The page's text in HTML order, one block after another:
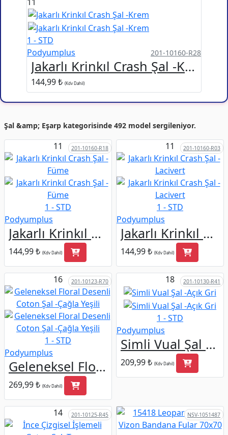
1 - STD
Podyumplus
201-10160-R28
Jakarlı Krinkıl Crash Şal -Krem
144,99 ₺ (Kdv Dahil)
Şal &amp; Eşarp kategorisinde 492 model sergileniyor.
11 201-10160-R18
1 - STD
Podyumplus
Jakarlı Krinkıl Crash Şal -Füme
144,99 ₺ (Kdv Dahil)
11 201-10160-R03
1 - STD
Podyumplus
Jakarlı Krinkıl Crash Şal -Lacivert
144,99 ₺ (Kdv Dahil)
16 201-10123-R70
1 - STD
Podyumplus
Geleneksel Floral Desenli Coton Şal -Çağla Yeşili
269,99 ₺ (Kdv Dahil)
18 201-10130-R41
1 - STD
Podyumplus
Simli Vual Şal -Açık Gri
209,99 ₺ (Kdv Dahil)
14 201-10125-R45 NSV-1051487